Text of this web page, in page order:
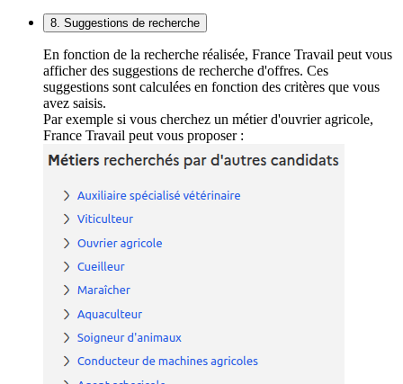
8. Suggestions de recherche
En fonction de la recherche réalisée, France Travail peut vous
afficher des suggestions de recherche d'offres. Ces
suggestions sont calculées en fonction des critères que vous
avez saisis.
Par exemple si vous cherchez un métier d'ouvrier agricole,
France Travail peut vous proposer :